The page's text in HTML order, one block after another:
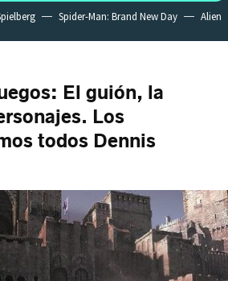
Spider-Man: Brand New Day Alien
El guión, la
Los
todos Dennis